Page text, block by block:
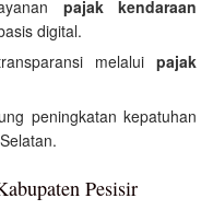
pajak kendaraan
digital.
melalui pajak
peningkatan kepatuhan
Pesisir